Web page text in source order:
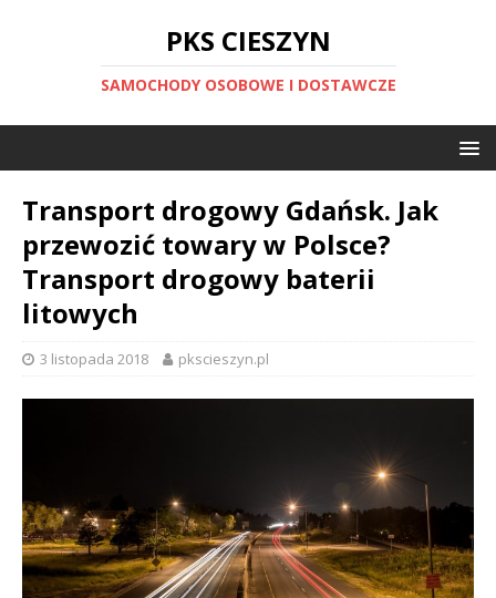
PKS CIESZYN
SAMOCHODY OSOBOWE I DOSTAWCZE
Transport drogowy Gdańsk. Jak
przewozić towary w Polsce?
Transport drogowy baterii
litowych
3 listopada 2018 pkscieszyn.pl